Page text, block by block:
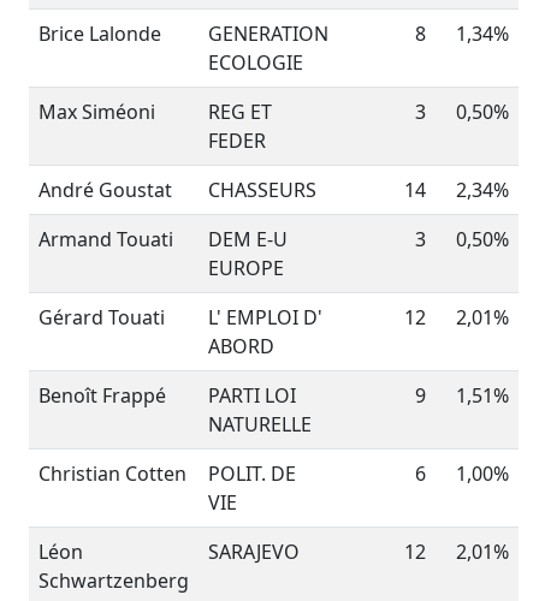
Brice Lalonde
GENERATION
ECOLOGIE
8 1,34%
Max Siméoni
REG ET
FEDER
3 0,50%
André Goustat CHASSEURS 14
2,34%
Armand Touati
DEM E-U
EUROPE
3 0,50%
Gérard Touati
L' EMPLOI D'
ABORD
12 2,01%
Benoît Frappé
PARTI LOI
NATURELLE
9 1,51%
Christian Cotten
POLIT. DE
VIE
6 1,00%
Léon
Schwartzenberg
SARAJEVO 12 2,01%